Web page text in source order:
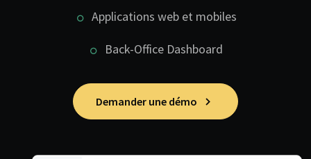
Applications web et mobiles
Back-Office Dashboard
Demander une démo